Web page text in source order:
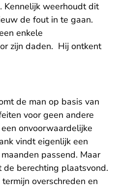
Kennelijk weerhoudt dit
de fout in te gaan.
enkele
zijn daden. Hij ontkent
de man op basis van
voor geen andere
onvoorwaardelijke
vindt eigenlijk een
passend. Maar
berechting plaatsvond.
overschreden en